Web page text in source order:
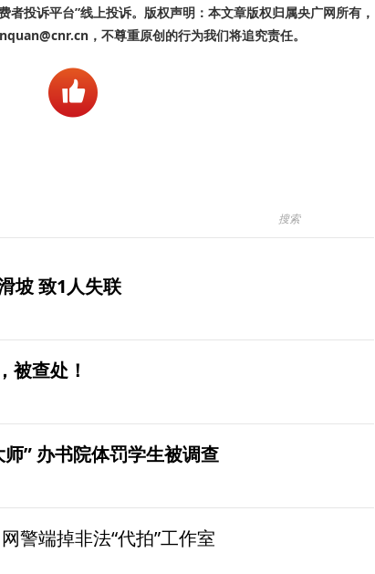
者投诉平台”线上投诉。版权声明：本文章版权归属央广网所有，
，不尊重原创的行为我们将追究责任。
坡 致1人失联
被查处！
” 办书院体罚学生被调查
警端掉非法“代拍”工作室